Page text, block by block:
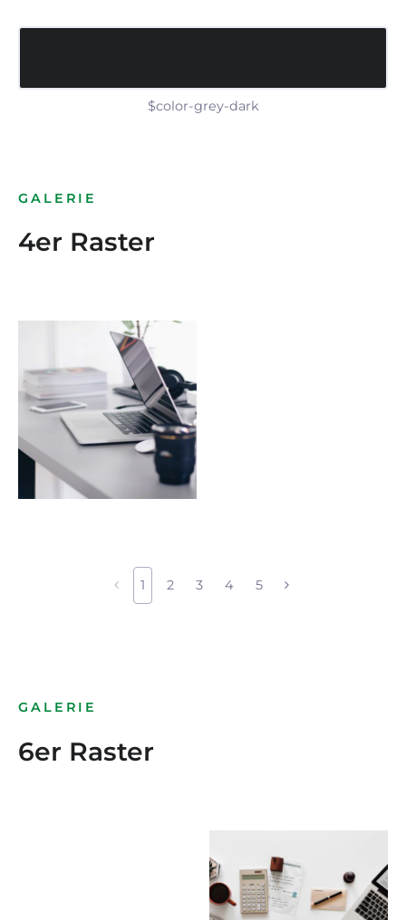
$color-grey-dark
GALERIE
4er Raster
1 2 3 4 5
GALERIE
6er Raster